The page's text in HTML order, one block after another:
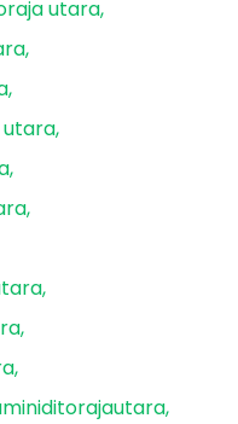
utara
utara